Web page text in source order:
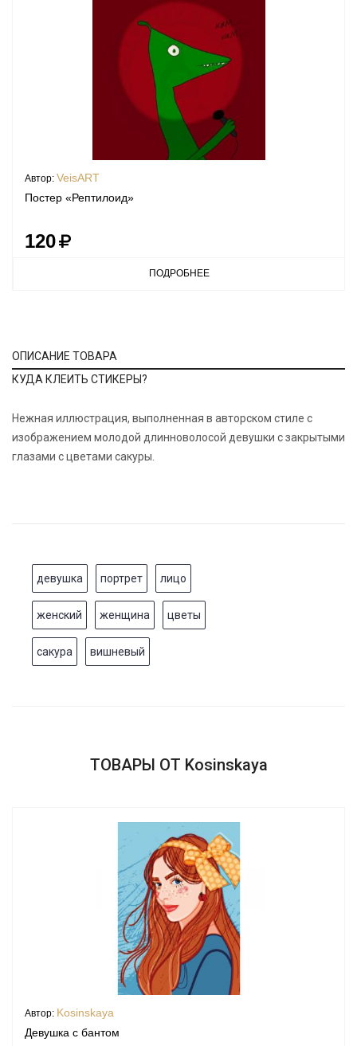
Автор: VeisART
Постер «Рептилоид»
120
ПОДРОБНЕЕ
ОПИСАНИЕ ТОВАРА
КУДА КЛЕИТЬ СТИКЕРЫ?
Нежная иллюстрация, выполненная в авторском стиле с
изображением молодой длинноволосой девушки с закрытыми
глазами с цветами сакуры.
девушка портрет лицо
женский женщина цветы
сакура вишневый
ТОВАРЫ ОТ Kosinskaya
Автор: Kosinskaya
Девушка с бантом